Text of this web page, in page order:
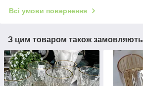
Всі умови повернення
З цим товаром також замовляють